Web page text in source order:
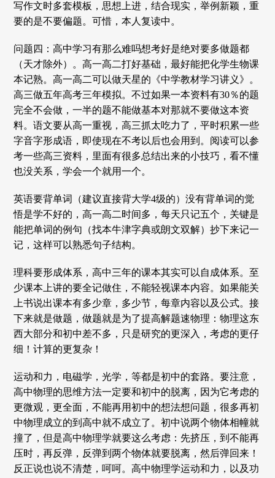
写作文时多套模板，思想上进，结合现实，举例新颖，重
要的是不要偏题。可惜，本人复读中。
问题四：高中学习有那么难吗想考好是绝对要多做题都
（天才除外）。高一高二打好基础，最好能把化学生物课
本记熟。高一高二可以做天星的《中学教材学习讲义》。
高三做五年高考三年模拟。不过如果一本资料有30％的题
完全不会做，一半的题不能做基本对那就不要做这本资
料。语文要从高一重视，高三抓太吃力了，平时积累一些
字音字形成语，即使现在不考以后也会用到。阅读可以参
考一些高三资料，里面有很多总结出来的小技巧，看不懂
也没关系，学会一个就用一个。
英语要背单词（建议直接背大学4级的）没有背单词的觉
悟是学不好的，高一高二时间多，每天只记五个，关键是
能把单词的例句（找本牛津字典或朗文双解）抄下来记一
记，这样可以熟悉句子结构。
理科要形成体系，高中三年的课本其实可以自成体系。至
少课本上讲的要全记做住，不能轻视课本内容。如果能关
上书说出课本有多少章，多少节，每章内容以及公式。接
下来就是做题，做题就是为了提高解题速物理：物理这东
西大部分和初中差不多，只是研究的更深入，考虑的更仔
细！计算的更复杂！
运动和力，电磁学，光学，等都是初中的套路。要注意，
高中物理的思维方法一定要和初中的脱离，因为它考虑的
更微观，更全面，不能再用初中的想法想问题，很多再初
中物理成立的到高中就不成立了。初中说两个物体相幢就
撞了，但是高中物理学就要这么考虑：先挤压，到不能再
压时，再反弹，反弹到两个物体就要脱离，然后弹回来！
反正说也说不清楚，呵呵。高中物理学运动和力，以及功